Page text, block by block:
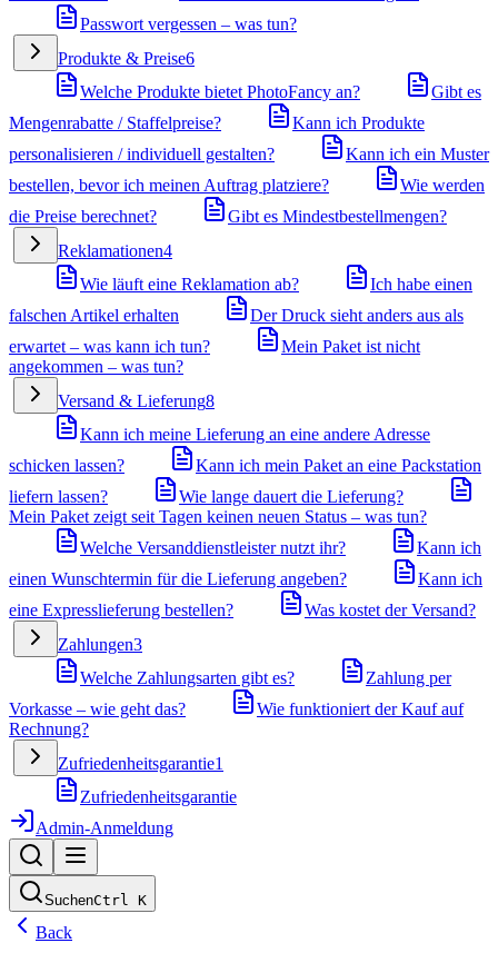
Passwort vergessen – was tun?
Produkte & Preise6
Welche Produkte bietet PhotoFancy an?
Gibt es
Mengenrabatte / Staffelpreise?
Kann ich Produkte
personalisieren / individuell gestalten?
Kann ich ein Muster
bestellen, bevor ich meinen Auftrag platziere?
Wie werden
die Preise berechnet?
Gibt es Mindestbestellmengen?
Reklamationen4
Wie läuft eine Reklamation ab?
Ich habe einen
falschen Artikel erhalten
Der Druck sieht anders aus als
erwartet – was kann ich tun?
Mein Paket ist nicht
angekommen – was tun?
Versand & Lieferung8
Kann ich meine Lieferung an eine andere Adresse
schicken lassen?
Kann ich mein Paket an eine Packstation
liefern lassen?
Wie lange dauert die Lieferung?
Mein Paket zeigt seit Tagen keinen neuen Status – was tun?
Welche Versanddienstleister nutzt ihr?
Kann ich
einen Wunschtermin für die Lieferung angeben?
Kann ich
eine Expresslieferung bestellen?
Was kostet der Versand?
Zahlungen3
Welche Zahlungsarten gibt es?
Zahlung per
Vorkasse – wie geht das?
Wie funktioniert der Kauf auf
Rechnung?
Zufriedenheitsgarantie1
Zufriedenheitsgarantie
Admin-Anmeldung
SuchenCtrl K
Back